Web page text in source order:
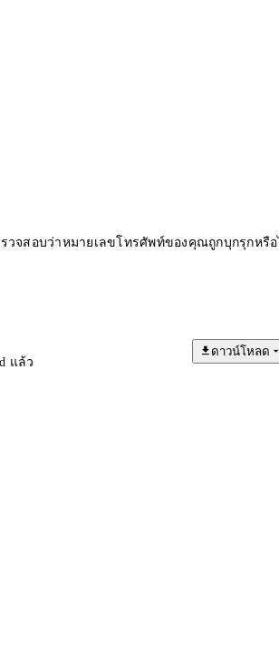
วจสอบว่าหมายเลขโทรศัพท์ของคุณถูกบุกรุกหรื
แล้ว
ดาวน์โหลด